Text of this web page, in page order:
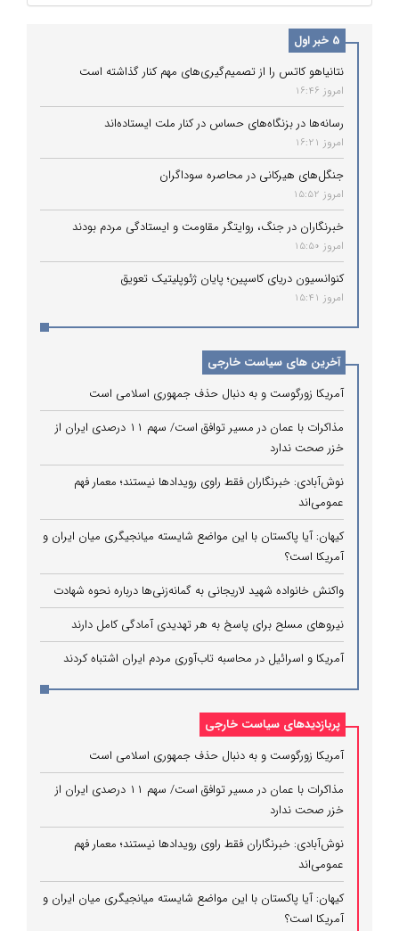
5 خبر اول
نتانیاهو کاتس را از تصمیم‌گیری‌های مهم کنار گذاشته است
امروز 16:46
رسانه‌ها در بزنگاه‌های حساس در کنار ملت ایستاده‌اند
امروز 16:21
جنگل‌های هیرکانی در محاصره سوداگران
امروز 15:52
خبرنگاران در جنگ، روایتگر مقاومت و ایستادگی مردم بودند
امروز 15:50
کنوانسیون دریای کاسپین؛ پایان ژئوپلیتیک تعویق
امروز 15:41
آخرین های سیاست خارجی
آمریکا زورگوست و به دنبال حذف جمهوری اسلامی است
مذاکرات با عمان در مسیر توافق است/ سهم ۱۱ درصدی ایران از
خزر صحت ندارد
نوش‌آبادی: خبرنگاران فقط راوی رویدادها نیستند؛ معمار فهم
عمومی‌اند
کیهان: آیا پاکستان با این مواضع شایسته میانجیگری میان ایران و
آمریکا است؟
واکنش خانواده شهید لاریجانی به گمانه‌زنی‌ها درباره نحوه شهادت
نیروهای مسلح برای پاسخ به هر تهدیدی آمادگی کامل دارند
آمریکا و اسرائیل در محاسبه تاب‌آوری مردم ایران اشتباه کردند
پربازدیدهای سیاست خارجی
آمریکا زورگوست و به دنبال حذف جمهوری اسلامی است
مذاکرات با عمان در مسیر توافق است/ سهم ۱۱ درصدی ایران از
خزر صحت ندارد
نوش‌آبادی: خبرنگاران فقط راوی رویدادها نیستند؛ معمار فهم
عمومی‌اند
کیهان: آیا پاکستان با این مواضع شایسته میانجیگری میان ایران و
آمریکا است؟